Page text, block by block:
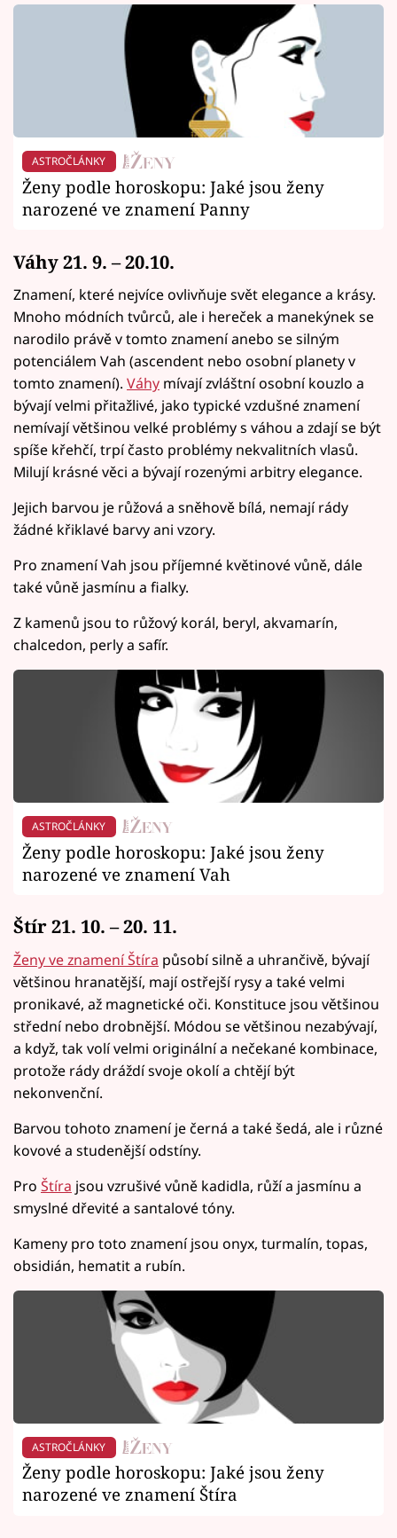
ASTROČLÁNKY
Ženy podle horoskopu: Jaké jsou ženy
narozené ve znamení Panny
Váhy 21. 9. – 20.10.
Znamení, které nejvíce ovlivňuje svět elegance a krásy.
Mnoho módních tvůrců, ale i hereček a manekýnek se
narodilo právě v tomto znamení anebo se silným
potenciálem Vah (ascendent nebo osobní planety v
tomto znamení). Váhy mívají zvláštní osobní kouzlo a
bývají velmi přitažlivé, jako typické vzdušné znamení
nemívají většinou velké problémy s váhou a zdají se být
spíše křehčí, trpí často problémy nekvalitních vlasů.
Milují krásné věci a bývají rozenými arbitry elegance.
Jejich barvou je růžová a sněhově bílá, nemají rády
žádné křiklavé barvy ani vzory.
Pro znamení Vah jsou příjemné květinové vůně, dále
také vůně jasmínu a fialky.
Z kamenů jsou to růžový korál, beryl, akvamarín,
chalcedon, perly a safír.
ASTROČLÁNKY
Ženy podle horoskopu: Jaké jsou ženy
narozené ve znamení Vah
Štír 21. 10. – 20. 11.
Ženy ve znamení Štíra působí silně a uhrančivě, bývají
většinou hranatější, mají ostřejší rysy a také velmi
pronikavé, až magnetické oči. Konstituce jsou většinou
střední nebo drobnější. Módou se většinou nezabývají,
a když, tak volí velmi originální a nečekané kombinace,
protože rády dráždí svoje okolí a chtějí být
nekonvenční.
Barvou tohoto znamení je černá a také šedá, ale i různé
kovové a studenější odstíny.
Pro Štíra jsou vzrušivé vůně kadidla, růží a jasmínu a
smyslné dřevité a santalové tóny.
Kameny pro toto znamení jsou onyx, turmalín, topas,
obsidián, hematit a rubín.
ASTROČLÁNKY
Ženy podle horoskopu: Jaké jsou ženy
narozené ve znamení Štíra